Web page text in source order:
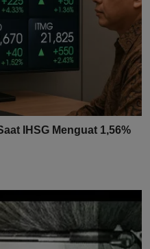
IHSG Menguat 1,56%